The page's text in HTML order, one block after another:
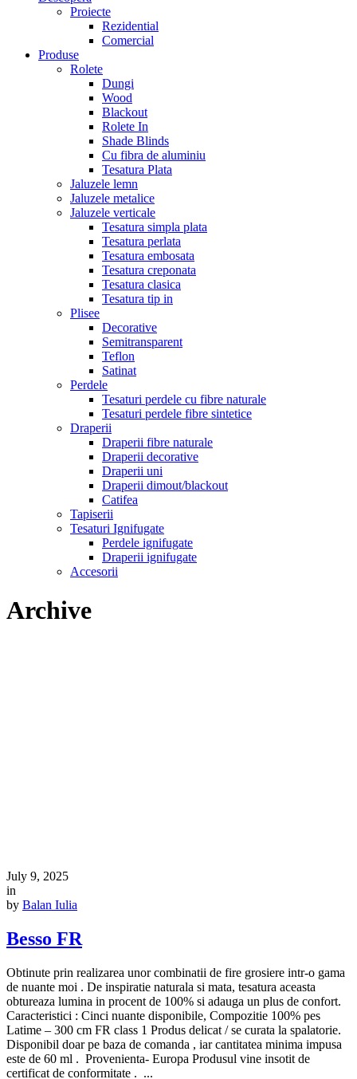
Proiecte
Rezidential
Comercial
Produse
Rolete
Dungi
Wood
Blackout
Rolete In
Shade Blinds
Cu fibra de aluminiu
Tesatura Plata
Jaluzele lemn
Jaluzele metalice
Jaluzele verticale
Tesatura simpla plata
Tesatura perlata
Tesatura embosata
Tesatura creponata
Tesatura clasica
Tesatura tip in
Plisee
Decorative
Semitransparent
Teflon
Satinat
Perdele
Tesaturi perdele cu fibre naturale
Tesaturi perdele fibre sintetice
Draperii
Draperii fibre naturale
Draperii decorative
Draperii uni
Draperii dimout/blackout
Catifea
Tapiserii
Tesaturi Ignifugate
Perdele ignifugate
Draperii ignifugate
Accesorii
Archive
July 9, 2025
in
by Balan Iulia
Besso FR
Obtinute prin realizarea unor combinatii de fire grosiere intr-o gama
de nuante moi . De inspiratie naturala si mata, tesatura aceasta
obtureaza lumina in procent de 100% si adauga un plus de confort.
Caracteristici : Cinci nuante disponibile, Compozitie 100% pes
Latime – 300 cm FR class 1 Produs delicat / se curata la spalatorie.
Disponibil doar pe baza de comanda , iar cantitatea minima impusa
este de 60 ml . Provenienta- Europa Produsul vine insotit de
certificat de conformitate . ...